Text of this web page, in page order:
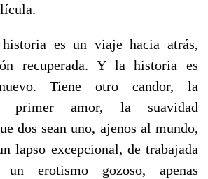
es un viaje hacia atrás,
recuperada. Y la historia es
Tiene otro candor, la
primer amor, la suavidad
dos sean uno, ajenos al mundo,
lapso excepcional, de trabajada
erotismo gozoso, apenas